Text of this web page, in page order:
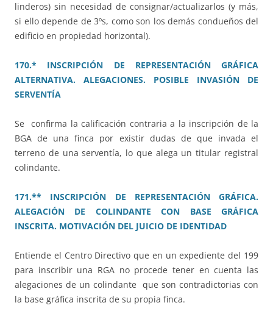
linderos) sin necesidad de consignar/actualizarlos (y más,
si ello depende de 3ºs, como son los demás condueños del
edificio en propiedad horizontal).
170.* INSCRIPCIÓN DE REPRESENTACIÓN GRÁFICA
ALTERNATIVA. ALEGACIONES. POSIBLE INVASIÓN DE
SERVENTÍA
Se confirma la calificación contraria a la inscripción de la
BGA de una finca por existir dudas de que invada el
terreno de una serventía, lo que alega un titular registral
colindante.
171.** INSCRIPCIÓN DE REPRESENTACIÓN GRÁFICA.
ALEGACIÓN DE COLINDANTE CON BASE GRÁFICA
INSCRITA. MOTIVACIÓN DEL JUICIO DE IDENTIDAD
Entiende el Centro Directivo que en un expediente del 199
para inscribir una RGA no procede tener en cuenta las
alegaciones de un colindante que son contradictorias con
la base gráfica inscrita de su propia finca.